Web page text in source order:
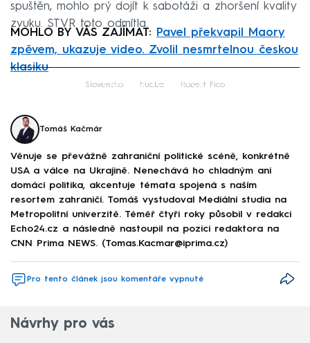
spuštěn, mohlo prý dojít k sabotáži a zhoršení kvality
zvuku. STVR toto odmítla.
MOHLO BY VÁS ZAJÍMAT:
Pavel překvapil Maory
zpěvem, ukazuje video. Zvolil nesmrtelnou českou
klasiku
Failed to fetch
Slovensko hudba Robert Fico
Tomáš Kačmár
Věnuje se převážně zahraniční politické scéně, konkrétně
USA a válce na Ukrajině. Nenechává ho chladným ani
domácí politika, akcentuje témata spojená s naším
resortem zahraničí. Tomáš vystudoval Mediální studia na
Metropolitní univerzitě. Téměř čtyři roky působil v redakci
Echo24.cz a následně nastoupil na pozici redaktora na
CNN Prima NEWS. (Tomas.Kacmar@iprima.cz)
Pro tento článek jsou komentáře vypnuté
Návrhy pro vás